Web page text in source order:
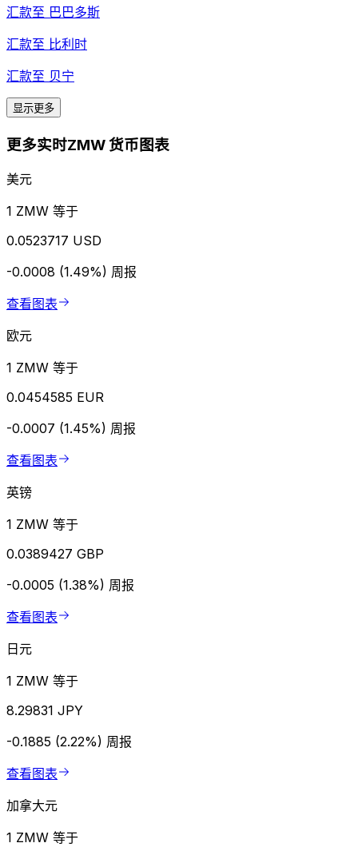
汇款至 巴巴多斯
汇款至 比利时
汇款至 贝宁
显示更多
更多实时ZMW 货币图表
美元
1 ZMW 等于
0.0523717 USD
-0.0008 (1.49%) 周报
查看图表
欧元
1 ZMW 等于
0.0454585 EUR
-0.0007 (1.45%) 周报
查看图表
英镑
1 ZMW 等于
0.0389427 GBP
-0.0005 (1.38%) 周报
查看图表
日元
1 ZMW 等于
8.29831 JPY
-0.1885 (2.22%) 周报
查看图表
加拿大元
1 ZMW 等于